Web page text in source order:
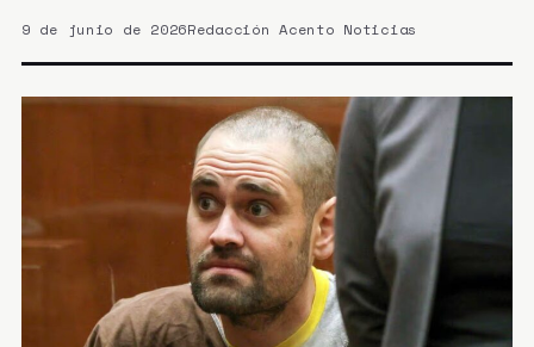
9 de junio de 2026Redacción Acento Noticias